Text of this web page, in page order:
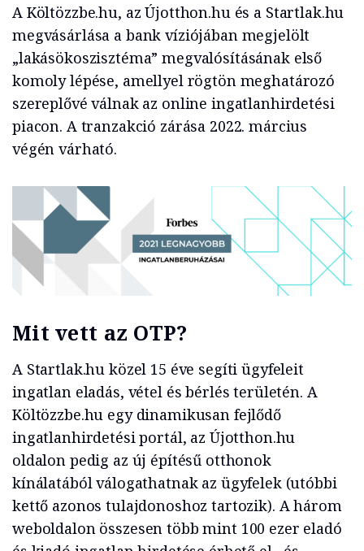
A Költözzbe.hu, az Újotthon.hu és a Startlak.hu
megvásárlása a bank víziójában megjelölt
„lakásökoszisztéma” megvalósításának első
komoly lépése, amellyel rögtön meghatározó
szereplővé válnak az online ingatlanhirdetési
piacon. A tranzakció zárása 2022. március
végén várható.
Mit vett az OTP?
A Startlak.hu közel 15 éve segíti ügyfeleit
ingatlan eladás, vétel és bérlés területén. A
Költözzbe.hu egy dinamikusan fejlődő
ingatlanhirdetési portál, az Újotthon.hu
oldalon pedig az új építésű otthonok
kínálatából válogathatnak az ügyfelek (utóbbi
kettő azonos tulajdonoshoz tartozik). A három
weboldalon összesen több mint 100 ezer eladó